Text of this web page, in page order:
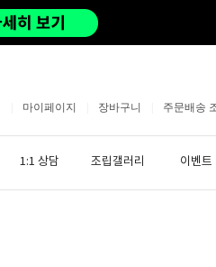
마이페이지 장바구니 주문배송
1:1 상담 조립갤러리 이벤트